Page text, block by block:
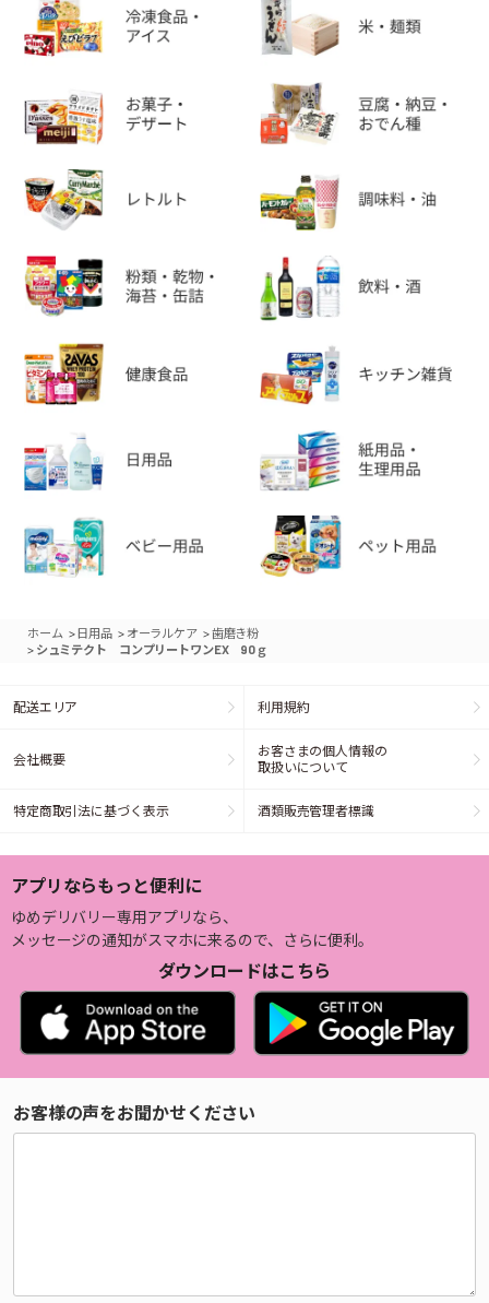
ホーム > 日用品 > オーラルケア >歯磨き粉
> シュミテクト コンプリートワンEX 90ｇ
配送エリア 利用規約
会社概要
お客さまの個人情報の
取扱いについて
特定商取引法に基づく表示 酒類販売管理者標識
アプリならもっと便利に
ゆめデリバリー専用アプリなら、
メッセージの通知がスマホに来るので、さらに便利。
ダウンロードはこちら
お客様の声をお聞かせください